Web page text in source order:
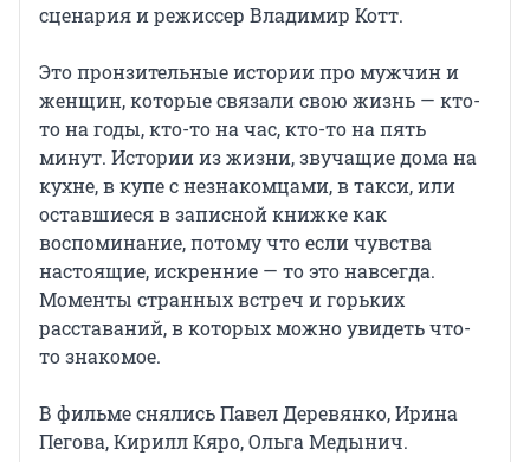
сценария и режиссер Владимир Котт.
Это пронзительные истории про мужчин и
женщин, которые связали свою жизнь — кто-
то на годы, кто-то на час, кто-то на пять
минут. Истории из жизни, звучащие дома на
кухне, в купе с незнакомцами, в такси, или
оставшиеся в записной книжке как
воспоминание, потому что если чувства
настоящие, искренние — то это навсегда.
Моменты странных встреч и горьких
расставаний, в которых можно увидеть что-
то знакомое.
В фильме снялись Павел Деревянко, Ирина
Пегова, Кирилл Кяро, Ольга Медынич.